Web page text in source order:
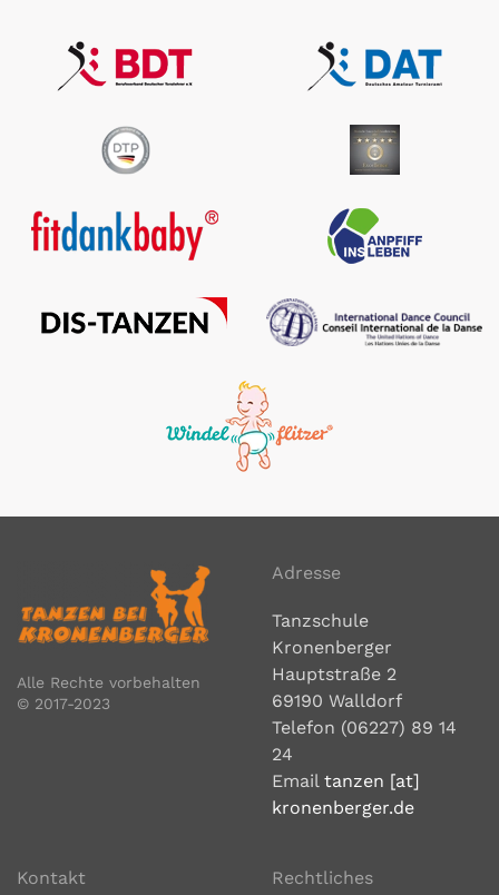
Alle Rechte vorbehalten
© 2017-2023
Adresse
Tanzschule
Kronenberger
Hauptstraße 2
69190 Walldorf
Telefon (06227) 89 14
24
Email tanzen [at]
kronenberger.de
Kontakt Rechtliches